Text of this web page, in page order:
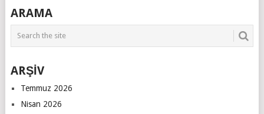
ARAMA
ARŞİV
Temmuz 2026
Nisan 2026